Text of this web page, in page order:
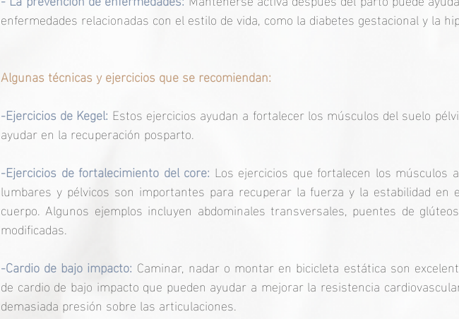
enfermedades relacionadas con el estilo de vida, como la diabetes gestacional y la
Algunas técnicas y ejercicios que se recomiendan:
-Ejercicios de Kegel: Estos ejercicios ayudan a fortalecer los músculos del suelo
ayudar en la recuperación posparto.
-Ejercicios de fortalecimiento del core: Los ejercicios que fortalecen los músculos
lumbares y pélvicos son importantes para recuperar la fuerza y la estabilidad en
cuerpo. Algunos ejemplos incluyen abdominales transversales, puentes de
modificadas.
-Cardio de bajo impacto: Caminar, nadar o montar en bicicleta estática son
de cardio de bajo impacto que pueden ayudar a mejorar la resistencia
demasiada presión sobre las articulaciones.